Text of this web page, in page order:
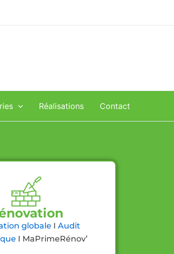
Réalisations Contact
globale I Audit
I MaPrimeRénov’